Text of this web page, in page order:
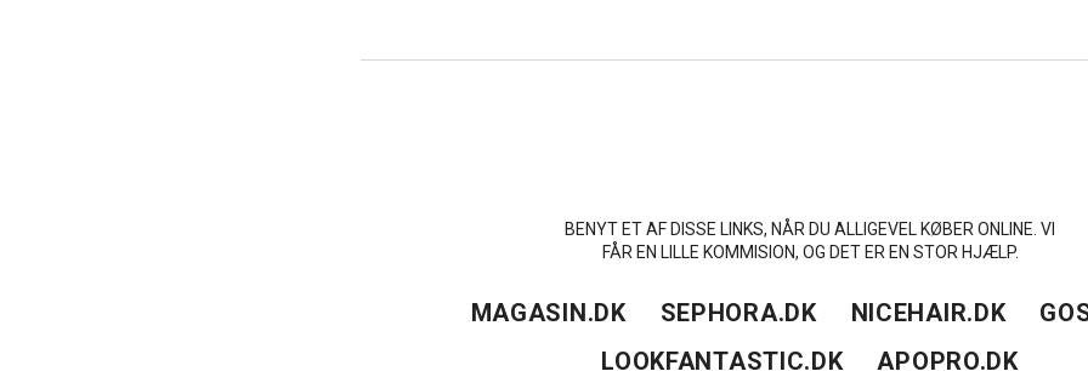
BENYT ET AF DISSE LINKS, NÅR DU ALLIGEVEL KØBER ONLINE. VI
FÅR EN LILLE KOMMISION, OG DET ER EN STOR HJÆLP.
MAGASIN.DK SEPHORA.DK NICEHAIR.DK
LOOKFANTASTIC.DK
APOPRO.DK